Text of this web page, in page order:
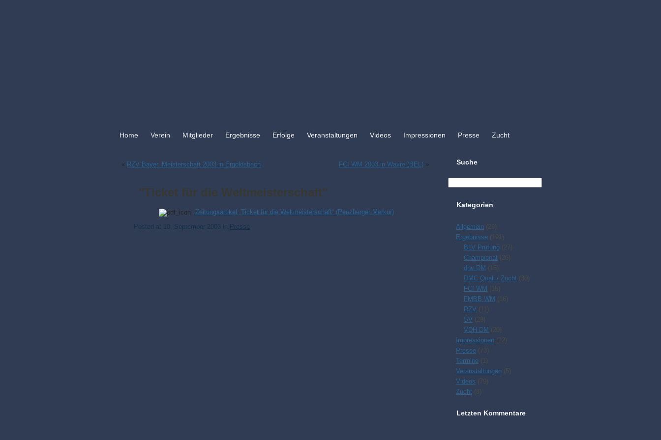
Home Verein Mitglieder Ergebnisse Erfolge Veranstaltungen Videos Impressionen Presse Zucht
« RZV Bayer. Meisterschaft 2003 in Ergoldsbach FCI WM 2003 in Wavre (BEL) »
"Ticket für die Weltmeisterschaft"
Zeitungsartikel „Ticket für die Weltmeisterschaft“ (Penzberger Merkur)
Posted at 10. September 2003 in Presse
Suche
Kategorien
Allgemein (29)
Ergebnisse (191)
BLV Prüfung (27)
Championat (26)
dhv DM (15)
DMC Quali / Zucht (30)
FCI WM (15)
FMBB WM (16)
RZV (11)
SV (29)
VDH DM (20)
Impressionen (22)
Presse (73)
Termine (1)
Veranstaltungen (5)
Videos (79)
Zucht (8)
Letzten Kommentare